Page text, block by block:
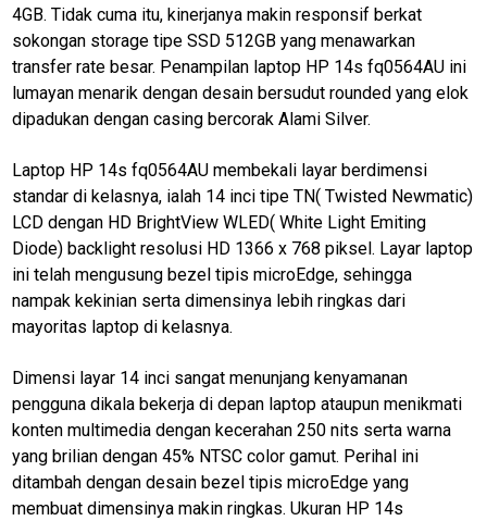
4GB. Tidak cuma itu, kinerjanya makin responsif berkat
sokongan storage tipe SSD 512GB yang menawarkan
transfer rate besar. Penampilan laptop HP 14s fq0564AU ini
lumayan menarik dengan desain bersudut rounded yang elok
dipadukan dengan casing bercorak Alami Silver.
Laptop HP 14s fq0564AU membekali layar berdimensi
standar di kelasnya, ialah 14 inci tipe TN( Twisted Newmatic)
LCD dengan HD BrightView WLED( White Light Emiting
Diode) backlight resolusi HD 1366 x 768 piksel. Layar laptop
ini telah mengusung bezel tipis microEdge, sehingga
nampak kekinian serta dimensinya lebih ringkas dari
mayoritas laptop di kelasnya.
Dimensi layar 14 inci sangat menunjang kenyamanan
pengguna dikala bekerja di depan laptop ataupun menikmati
konten multimedia dengan kecerahan 250 nits serta warna
yang brilian dengan 45% NTSC color gamut. Perihal ini
ditambah dengan desain bezel tipis microEdge yang
membuat dimensinya makin ringkas. Ukuran HP 14s
M
N
Home
hp
harga
laptop
2023
komputer
pc
pc
windows
N